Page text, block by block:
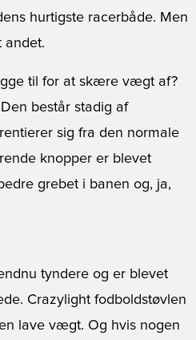
hurtigste racerbåde. Men
andet.
til for at skære vægt af?
består stadig af
sig fra den normale
knopper er blevet
grebet i banen og, ja,
tyndere og er blevet
Crazylight fodboldstøvlen
lave vægt. Og hvis nogen